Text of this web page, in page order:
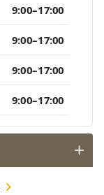
9:00–17:00
9:00–17:00
9:00–17:00
9:00–17:00